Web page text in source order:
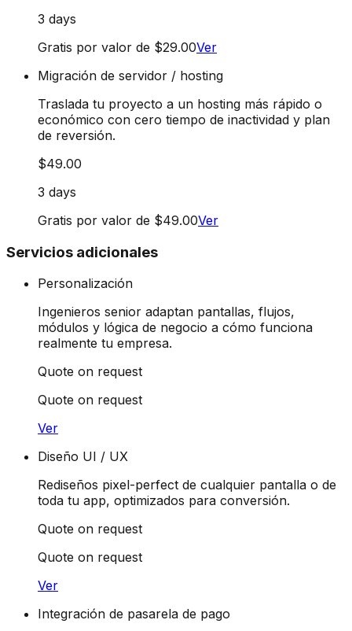
3 days
Gratis por valor de $29.00Ver
Migración de servidor / hosting
Traslada tu proyecto a un hosting más rápido o
económico con cero tiempo de inactividad y plan
de reversión.
$49.00
3 days
Gratis por valor de $49.00Ver
Servicios adicionales
Personalización
Ingenieros senior adaptan pantallas, flujos,
módulos y lógica de negocio a cómo funciona
realmente tu empresa.
Quote on request
Quote on request
Ver
Diseño UI / UX
Rediseños pixel-perfect de cualquier pantalla o de
toda tu app, optimizados para conversión.
Quote on request
Quote on request
Ver
Integración de pasarela de pago